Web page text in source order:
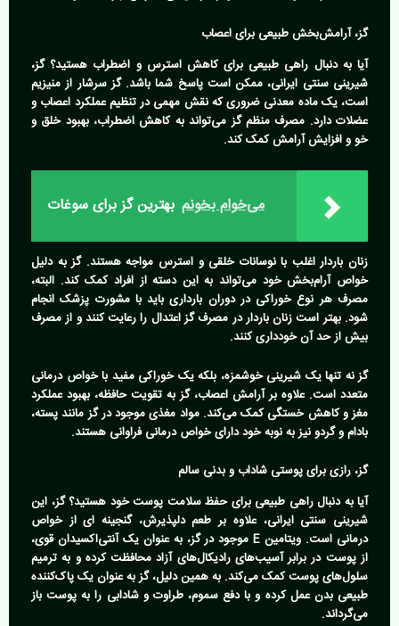
گز، آرامش‌بخش طبیعی برای اعصاب
آیا به دنبال راهی طبیعی برای کاهش استرس و اضطراب هستید؟ گز،
شیرینی سنتی ایرانی، ممکن است پاسخ شما باشد. گز سرشار از منیزیم
است، یک ماده معدنی ضروری که نقش مهمی در تنظیم عملکرد اعصاب و
عضلات دارد. مصرف منظم گز می‌تواند به کاهش اضطراب، بهبود خلق و
خو و افزایش آرامش کمک کند.
می‌خوام بخونم بهترین گز برای سوغات
زنان باردار اغلب با نوسانات خلقی و استرس مواجه هستند. گز به دلیل
خواص آرام‌بخش خود می‌تواند به این دسته از افراد کمک کند. البته،
مصرف هر نوع خوراکی در دوران بارداری باید با مشورت پزشک انجام
شود. بهتر است زنان باردار در مصرف گز اعتدال را رعایت کنند و از مصرف
بیش از حد آن خودداری کنند.
گز نه تنها یک شیرینی خوشمزه، بلکه یک خوراکی مفید با خواص درمانی
متعدد است. علاوه بر آرامش اعصاب، گز به تقویت حافظه، بهبود عملکرد
مغز و کاهش خستگی کمک می‌کند. مواد مغذی موجود در گز مانند پسته،
بادام و گردو نیز به نوبه خود دارای خواص درمانی فراوانی هستند.
گز، رازی برای پوستی شاداب و بدنی سالم
آیا به دنبال راهی طبیعی برای حفظ سلامت پوست خود هستید؟ گز، این
شیرینی سنتی ایرانی، علاوه بر طعم دلپذیرش، گنجینه ای از خواص
درمانی است. ویتامین E موجود در گز، به عنوان یک آنتی‌اکسیدان قوی،
از پوست در برابر آسیب‌های رادیکال‌های آزاد محافظت کرده و به ترمیم
سلول‌های پوست کمک می‌کند. به همین دلیل، گز به عنوان یک پاک‌کننده
طبیعی بدن عمل کرده و با دفع سموم، طراوت و شادابی را به پوست باز
می‌گرداند.